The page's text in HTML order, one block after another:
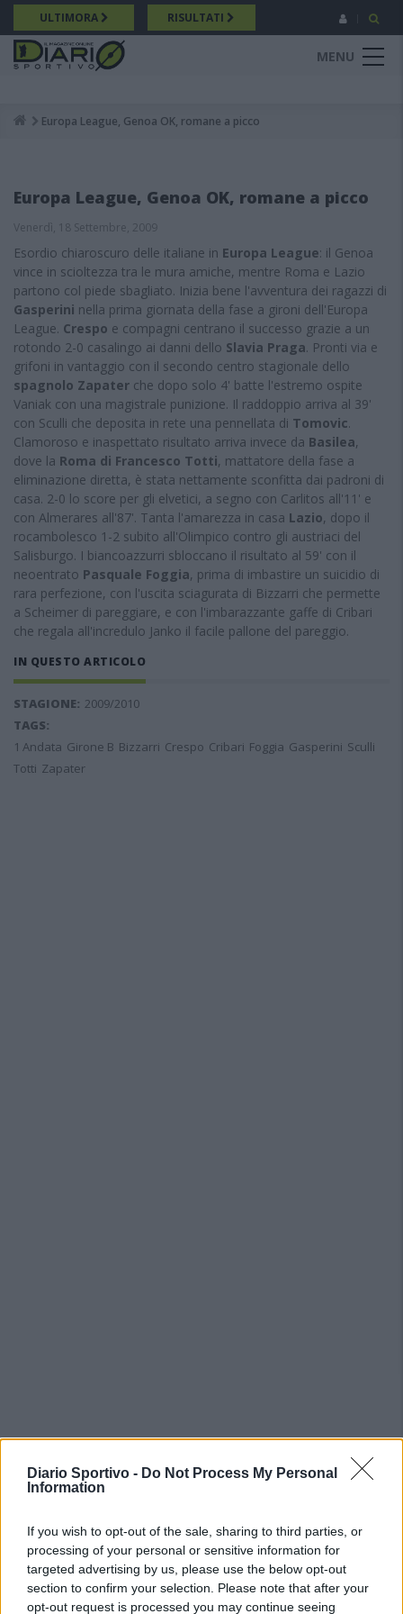
Diario Sportivo - Do Not Process My Personal
Information
If you wish to opt-out of the sale, sharing to third parties, or
processing of your personal or sensitive information for
targeted advertising by us, please use the below opt-out
section to confirm your selection. Please note that after your
opt-out request is processed you may continue seeing
Salta
al
contenuto
principale
ULTIMORA RISULTATI
MENU
Breadcrumb
Europa League, Genoa OK, romane a picco
Europa League, Genoa OK, romane a picco
Venerdì, 18 Settembre, 2009
Esordio chiaroscuro delle italiane in Europa League: il Genoa
vince in scioltezza tra le mura amiche, mentre Roma e Lazio
partono col piede sbagliato. Inizia bene l'avventura dei ragazzi di
Gasperini nella prima giornata della fase a gironi dell'Europa
League. Crespo e compagni centrano il successo grazie a un
rotondo 2-0 casalingo ai danni dello Slavia Praga. Pronti via e
grifoni in vantaggio con il secondo centro stagionale dello
spagnolo Zapater che dopo solo 4' batte l'estremo ospite
Vaniak con una magistrale punizione. Il raddoppio arriva al 39'
con Sculli che deposita in rete una pennellata di Tomovic.
Clamoroso e inaspettato risultato arriva invece da Basilea,
dove la Roma di Francesco Totti, mattatore della fase a
eliminazione diretta, è stata nettamente sconfitta dai padroni di
casa. 2-0 lo score per gli elvetici, a segno con Carlitos all'11' e
con Almerares all'87'. Tanta l'amarezza in casa Lazio, dopo il
rocambolesco 1-2 subito all'Olimpico contro gli austriaci del
Salisburgo. I biancoazzurri sbloccano il risultato al 59' con il
neoentrato Pasquale Foggia, prima di imbastire un suicidio di
rara perfezione, con l'uscita sciagurata di Bizzarri che permette
a Scheimer di pareggiare, e con l'imbarazzante gaffe di Cribari
che regala all'incredulo Janko il facile pallone del pareggio.
IN QUESTO ARTICOLO
STAGIONE: 2009/2010
TAGS:
1 Andata Girone B Bizzarri Crespo Cribari Foggia Gasperini Sculli
Totti Zapater
Cabrera, Tesio, Limongelli, Bolzicco e tanti
giovani tra i…
7 Ago 2026
Il Selargius rinforza il centrocampo con